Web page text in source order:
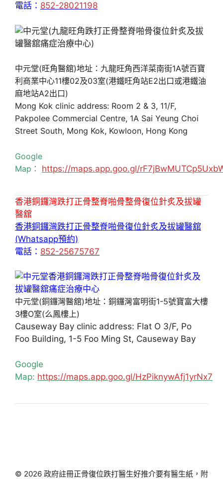
電話： 852-28021198
中元堂(旺角醫舘)地址：九龍旺角西洋菜南街1A號百寶
利商業中心11樓02及03室(港鐵旺角站E2出口或港鐵油
麻地站A2出口)
Mong Kok clinic address: Room 2 & 3, 11/F,
Pakpolee Commercial Centre, 1A Sai Yeung Choi
Street South, Mong Kok, Kowloon, Hong Kong
Google
Map： https://maps.app.goo.gl/
香港銅鑼灣跌打正骨整脊啪骨整骨復位針炙及拔罐
醫舘
香港銅鑼灣跌打正骨整脊啪骨復位針炙及拔罐醫舘
(Whatsapp預約)
電話： 852-25675767
中元堂(銅鑼灣醫舘)地址：銅鑼灣富明街1-5號寶富大樓
3樓O室(么鳳樓上)
Causeway Bay clinic address: Flat O 3/F, Po
Foo Building, 1-5 Foo Ming St, Causeway Bay
Google
Map: https://maps.app.goo.gl/HzPiknywAfj1yrNx7
© 2026 政府註冊正骨復位跌打醫生好推介要有醫生紙，附